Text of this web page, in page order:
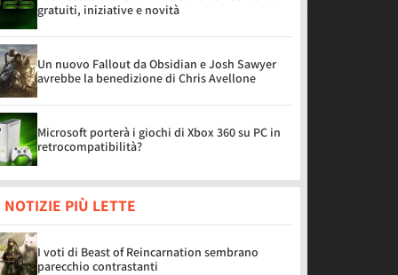
gratuiti, iniziative e novità
Un nuovo Fallout da Obsidian e Josh Sawyer
avrebbe la benedizione di Chris Avellone
Microsoft porterà i giochi di Xbox 360 su PC in
retrocompatibilità?
NOTIZIE PIÙ LETTE
I voti di Beast of Reincarnation sembrano
parecchio contrastanti